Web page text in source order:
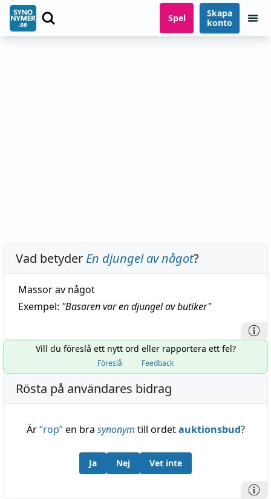
Spel
Skapa
konto
Vad betyder En djungel av något?
Massor av något
Exempel: "Basaren var en djungel av butiker"
Vill du föreslå ett nytt ord eller rapportera ett fel?
Föreslå Feedback
Rösta på användares bidrag
Är“rop”en bra synonym till ordetauktionsbud?
Ja Nej Vet inte